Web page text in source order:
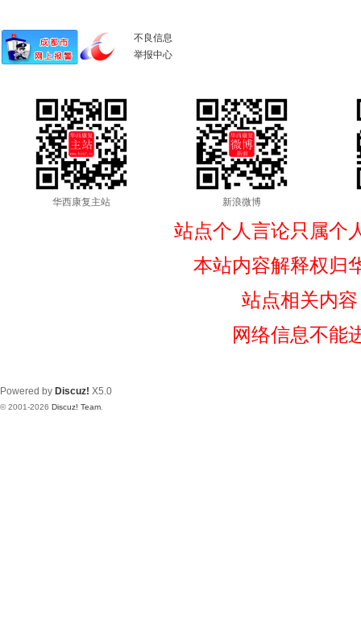
不良信息
举报中心
华西康复主站 新浪微博
站点个人言论只属个
本站内容解释权归
站点相关内
网络信息不能
Powered by Discuz! X5.0
© 2001-2026 Discuz! Team